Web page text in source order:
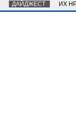
ДАЙДЖЕСТ ИХ